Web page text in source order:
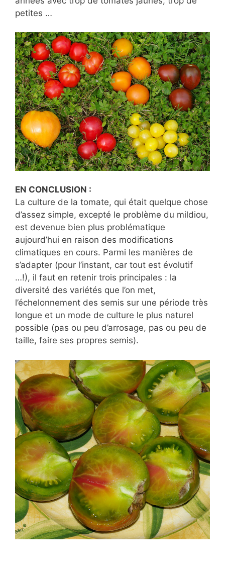
petites …
EN CONCLUSION :
La culture de la tomate, qui était quelque chose
d’assez simple, excepté le problème du mildiou,
est devenue bien plus problématique
aujourd’hui en raison des modifications
climatiques en cours. Parmi les manières de
s’adapter (pour l’instant, car tout est évolutif
…!), il faut en retenir trois principales : la
diversité des variétés que l’on met,
l’échelonnement des semis sur une période très
longue et un mode de culture le plus naturel
possible (pas ou peu d’arrosage, pas ou peu de
taille, faire ses propres semis).